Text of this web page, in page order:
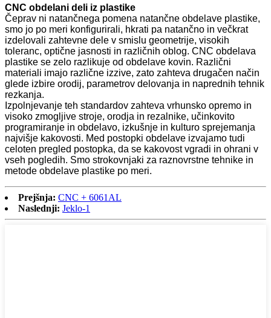
CNC obdelani deli iz plastike
Čeprav ni natančnega pomena natančne obdelave plastike,
smo jo po meri konfigurirali, hkrati pa natančno in večkrat
izdelovali zahtevne dele v smislu geometrije, visokih
toleranc, optične jasnosti in različnih oblog. CNC obdelava
plastike se zelo razlikuje od obdelave kovin. Različni
materiali imajo različne izzive, zato zahteva drugačen način
glede izbire orodij, parametrov delovanja in naprednih tehnik
rezkanja.
Izpolnjevanje teh standardov zahteva vrhunsko opremo in
visoko zmogljive stroje, orodja in rezalnike, učinkovito
programiranje in obdelavo, izkušnje in kulturo sprejemanja
najvišje kakovosti. Med postopki obdelave izvajamo tudi
celoten pregled postopka, da se kakovost vgradi in ohrani v
vseh pogledih. Smo strokovnjaki za raznovrstne tehnike in
metode obdelave plastike po meri.
Prejšnja: CNC + 6061AL
Naslednji: Jeklo-1